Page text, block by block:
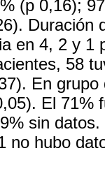
(p 0,16);
Duración
en 4, 2 y 1
58
En
El 71%
sin
no hubo